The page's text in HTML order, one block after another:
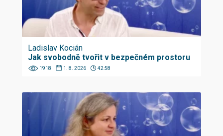
Ladislav Kocián
Jak svobodně tvořit v bezpečném prostoru
1918 1. 8. 2026 42:58